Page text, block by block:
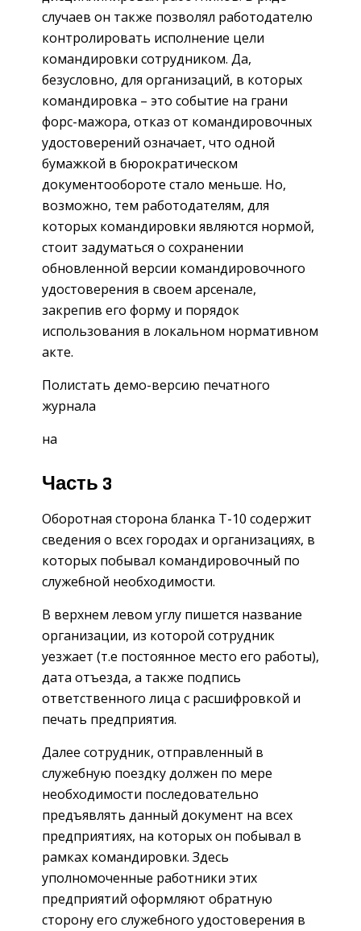
случаев он также позволял работодателю
контролировать исполнение цели
командировки сотрудником. Да,
безусловно, для организаций, в которых
командировка – это событие на грани
форс-мажора, отказ от командировочных
удостоверений означает, что одной
бумажкой в бюрократическом
документообороте стало меньше. Но,
возможно, тем работодателям, для
которых командировки являются нормой,
стоит задуматься о сохранении
обновленной версии командировочного
удостоверения в своем арсенале,
закрепив его форму и порядок
использования в локальном ­нормативном
акте.
Полистать демо-версию печатного
журнала
на
Часть 3
Оборотная сторона бланка Т-10 содержит
сведения о всех городах и организациях, в
которых побывал командировочный по
служебной необходимости.
В верхнем левом углу пишется название
организации, из которой сотрудник
уезжает (т.е постоянное место его работы),
дата отъезда, а также подпись
ответственного лица с расшифровкой и
печать предприятия.
Далее сотрудник, отправленный в
служебную поездку должен по мере
необходимости последовательно
предъявлять данный документ на всех
предприятиях, на которых он побывал в
рамках командировки. Здесь
уполномоченные работники этих
предприятий оформляют обратную
сторону его служебного удостоверения в